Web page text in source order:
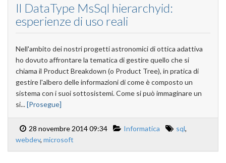
Il DataType MsSql hierarchyid:
esperienze di uso reali
Nell'ambito dei nostri progetti astronomici di ottica adattiva
ho dovuto affrontare la tematica di gestire quello che si
chiama il Product Breakdown (o Product Tree), in pratica di
gestire l'albero delle informazioni di come è composto un
sistema con i suoi sottosistemi. Come si può immaginare un
si...[Prosegue]
28 novembre 2014 09:34 Informatica sql,
webdev, microsoft